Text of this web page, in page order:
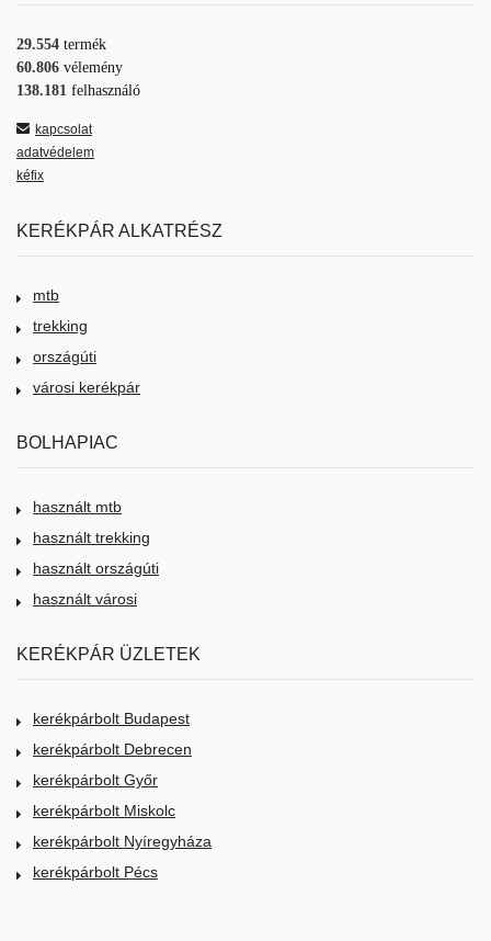
29.554 termék
60.806 vélemény
138.181 felhasználó
kapcsolat
adatvédelem
kéfix
KERÉKPÁR ALKATRÉSZ
mtb
trekking
országúti
városi kerékpár
BOLHAPIAC
használt mtb
használt trekking
használt országúti
használt városi
KERÉKPÁR ÜZLETEK
kerékpárbolt Budapest
kerékpárbolt Debrecen
kerékpárbolt Győr
kerékpárbolt Miskolc
kerékpárbolt Nyíregyháza
kerékpárbolt Pécs